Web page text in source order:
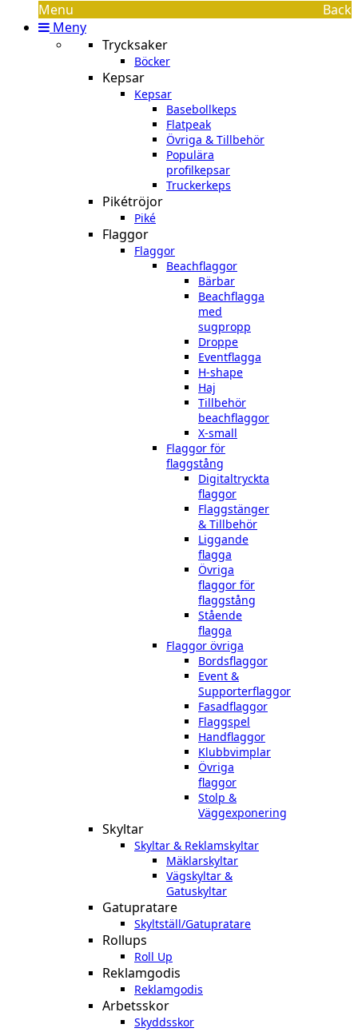
Menu
Back
Meny
Trycksaker
Böcker
Kepsar
Kepsar
Basebollkeps
Flatpeak
Övriga & Tillbehör
Populära
profilkepsar
Truckerkeps
Pikétröjor
Piké
Flaggor
Flaggor
Beachflaggor
Bärbar
Beachflagga
med
sugpropp
Droppe
Eventflagga
H-shape
Haj
Tillbehör
beachflaggor
X-small
Flaggor för
flaggstång
Digitaltryckta
flaggor
Flaggstänger
& Tillbehör
Liggande
flagga
Övriga
flaggor för
flaggstång
Stående
flagga
Flaggor övriga
Bordsflaggor
Event &
Supporterflaggor
Fasadflaggor
Flaggspel
Handflaggor
Klubbvimplar
Övriga
flaggor
Stolp &
Väggexponering
Skyltar
Skyltar & Reklamskyltar
Mäklarskyltar
Vägskyltar &
Gatuskyltar
Gatupratare
Skyltställ/Gatupratare
Rollups
Roll Up
Reklamgodis
Reklamgodis
Arbetsskor
Skyddsskor